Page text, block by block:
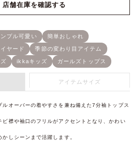
店舗在庫を確認する
アイテムサイズ
ルオーバーの着やすさを兼ね備えた7分袖トップス
ビ襟や袖口のフリルがアクセントとなり、かわい
しシーンまで活躍します。